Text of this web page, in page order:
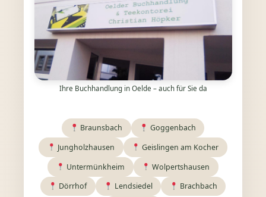
Ihre Buchhandlung in Oelde – auch für Sie da
Braunsbach
Goggenbach
Jungholzhausen
Geislingen am Kocher
Untermünkheim
Wolpertshausen
Dörrhof
Lendsiedel
Brachbach